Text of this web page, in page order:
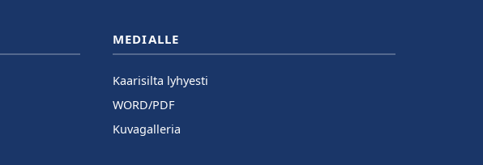
MEDIALLE
Kaarisilta lyhyesti
WORD/PDF
Kuvagalleria